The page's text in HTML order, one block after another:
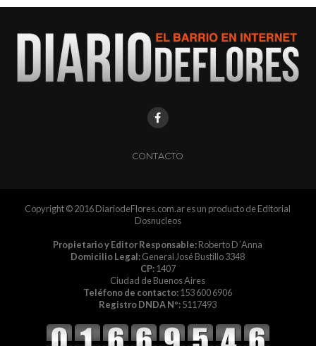
CONTACTO
Copyright © 2016 DiariodeFlores.com.ar es un producto de Editorial
Dosnucleos
Propietario y Editor Responsable:Roberto D´Anna
Domicilio Legal:General José Bustillo 3348
CP:1407
Ciudad de Buenos Aires
Teléfono de contacto:153 600 6906
Registro DNDA Nº:5117493